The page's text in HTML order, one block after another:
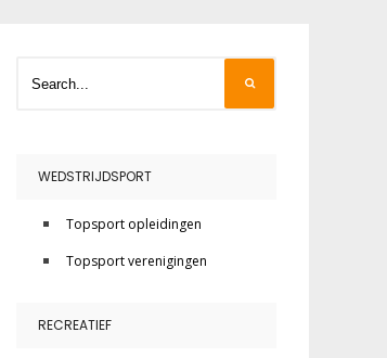
WEDSTRIJDSPORT
Topsport opleidingen
Topsport verenigingen
RECREATIEF